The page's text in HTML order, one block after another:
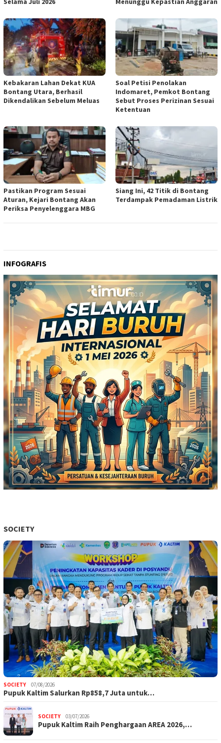
Kebakaran Lahan Dekat KUA
Bontang Utara, Berhasil
Dikendalikan Sebelum Meluas
Soal Petisi Penolakan
Indomaret, Pemkot Bontang
Sebut Proses Perizinan Sesuai
Ketentuan
Pastikan Program Sesuai
Aturan, Kejari Bontang Akan
Periksa Penyelenggara MBG
Siang Ini, 42 Titik di Bontang
Terdampak Pemadaman Listrik
INFOGRAFIS
SOCIETY
SOCIETY 07/08/2026
Pupuk Kaltim Salurkan Rp858,7 Juta untuk…
SOCIETY 03/07/2026
Pupuk Kaltim Raih Penghargaan AREA 2026,…